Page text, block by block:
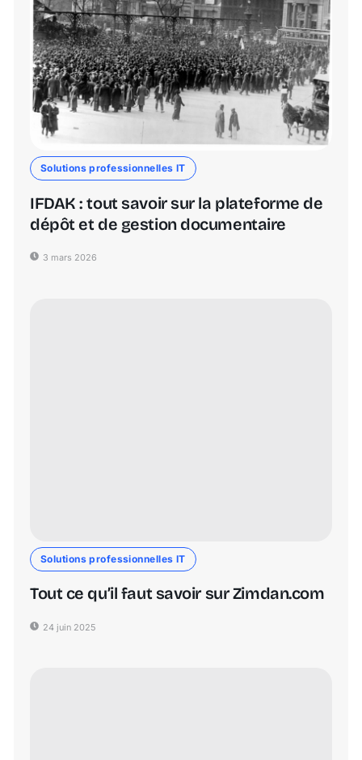
Solutions professionnelles IT
IFDAK : tout savoir sur la plateforme de
dépôt et de gestion documentaire
3 mars 2026
Solutions professionnelles IT
Tout ce qu’il faut savoir sur Zimdan.com
24 juin 2025